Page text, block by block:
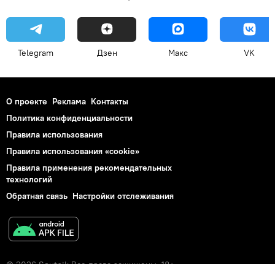
Telegram Дзен Макс VK
О проекте Реклама Контакты
Политика конфиденциальности
Правила использования
Правила использования «cookie»
Правила применения рекомендательных
технологий
Обратная связь Настройки отслеживания